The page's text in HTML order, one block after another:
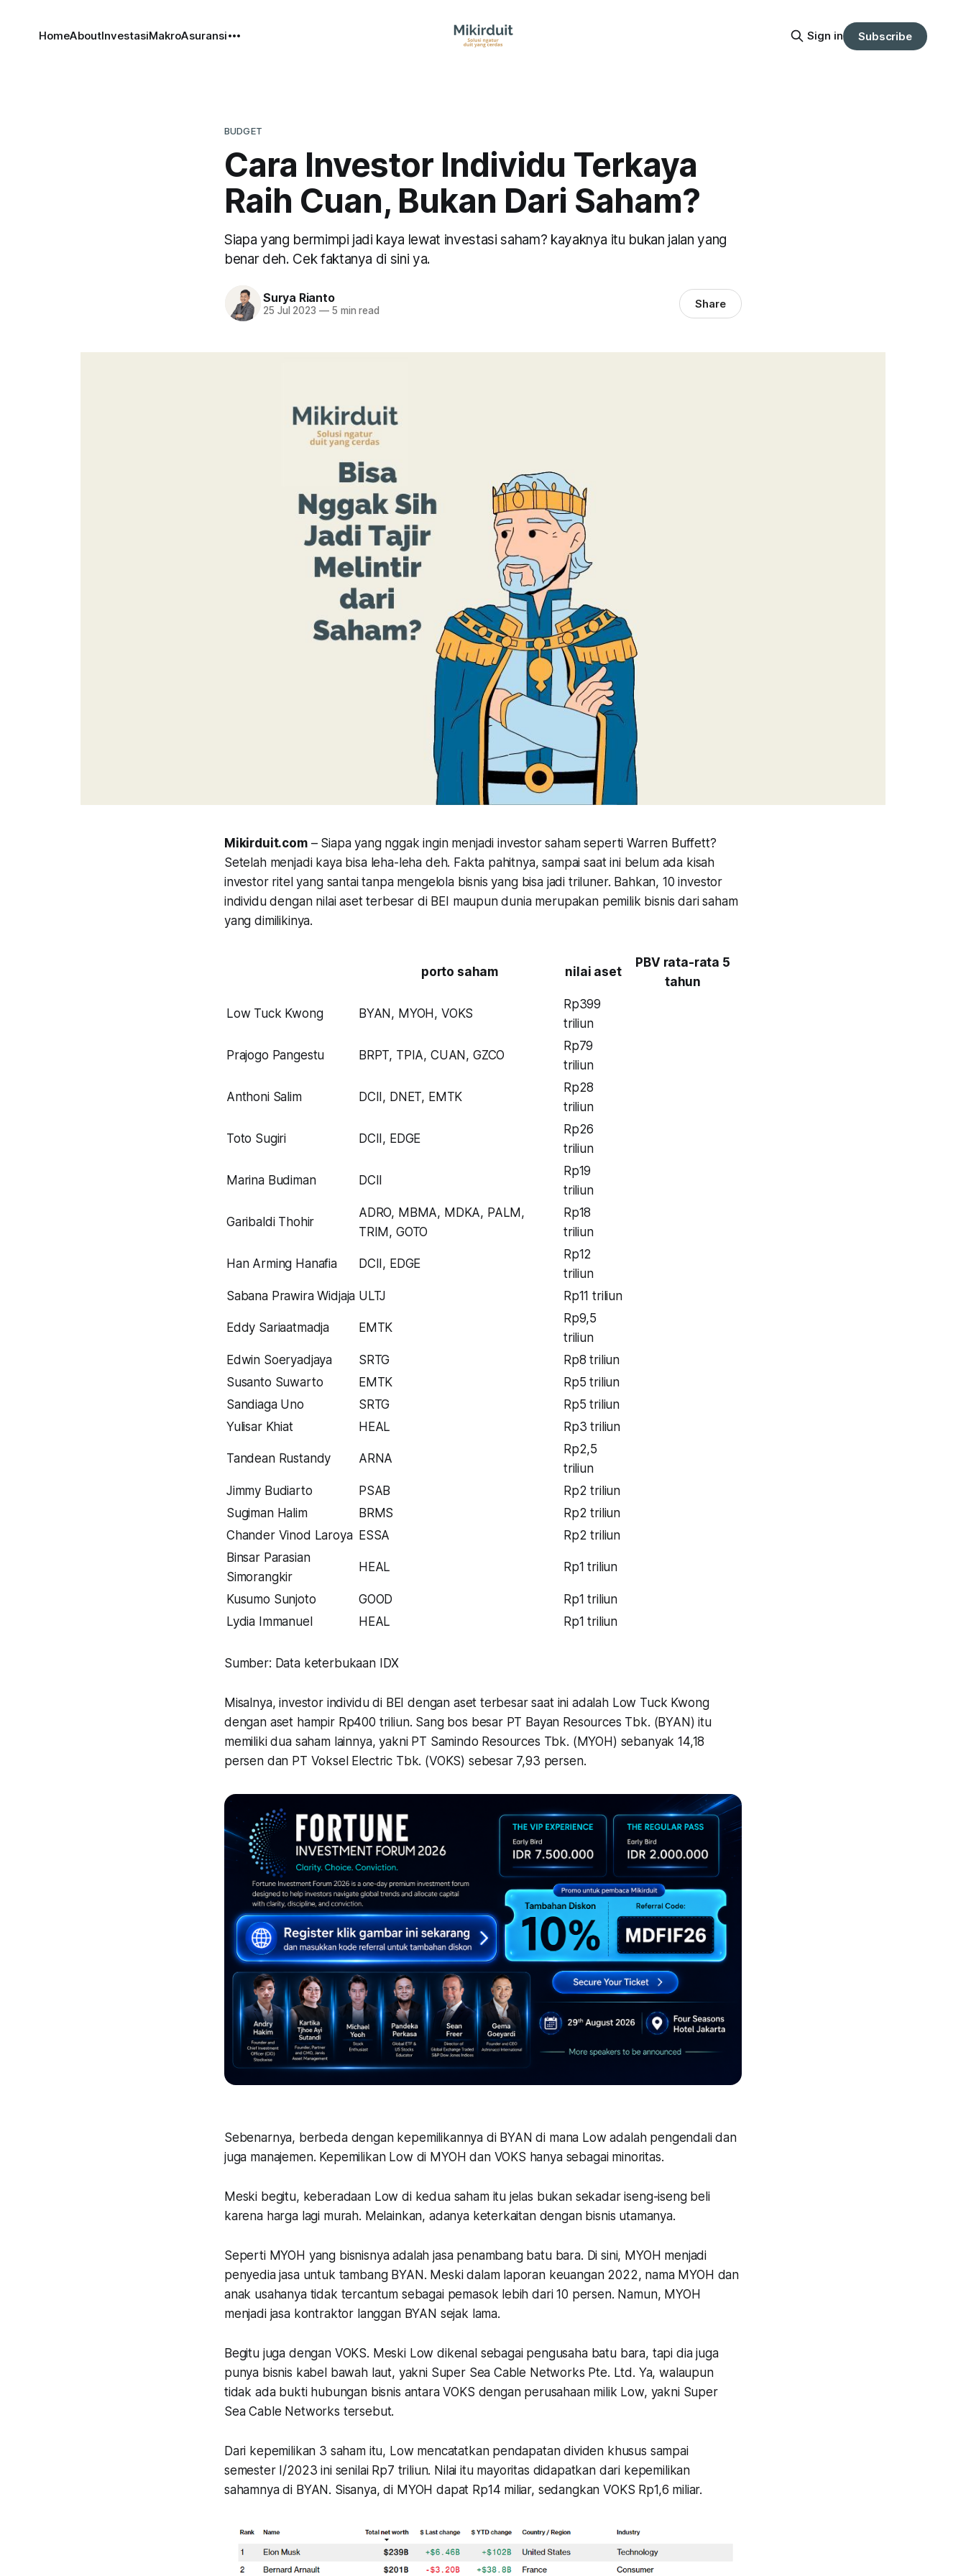
HomeAboutInvestasiMakroAsuransi Sign in Subscribe
BUDGET
Cara Investor Individu Terkaya
Raih Cuan, Bukan Dari Saham?
Siapa yang bermimpi jadi kaya lewat investasi saham? kayaknya itu bukan jalan yang
benar deh. Cek faktanya di sini ya.
Surya Rianto
25 Jul 2023 —5 min read Share
Mikirduit.com– Siapa yang nggak ingin menjadi investor saham seperti Warren Buffett?
Setelah menjadi kaya bisa leha-leha deh. Fakta pahitnya, sampai saat ini belum ada kisah
investor ritel yang santai tanpa mengelola bisnis yang bisa jadi triluner. Bahkan, 10 investor
individu dengan nilai aset terbesar di BEI maupun dunia merupakan pemilik bisnis dari saham
yang dimilikinya.
porto saham nilai aset
PBV rata-rata 5
tahun
Low Tuck Kwong BYAN, MYOH, VOKS
Rp399
triliun
Prajogo Pangestu BRPT, TPIA, CUAN, GZCO
Rp79
triliun
Anthoni Salim DCII, DNET, EMTK
Rp28
triliun
Toto Sugiri DCII, EDGE
Rp26
triliun
Marina Budiman DCII
Rp19
triliun
Garibaldi Thohir
ADRO, MBMA, MDKA, PALM,
TRIM, GOTO
Rp18
triliun
Han Arming Hanafia DCII, EDGE
Rp12
triliun
Sabana Prawira Widjaja ULTJ Rp11 triliun
Eddy Sariaatmadja EMTK
Rp9,5
triliun
Edwin Soeryadjaya
SRTG
Rp8 triliun
Susanto Suwarto
EMTK
Rp5 triliun
Sandiaga Uno
SRTG
Rp5 triliun
Yulisar Khiat
HEAL Rp3 triliun
Tandean Rustandy ARNA
Rp2,5
triliun
Jimmy Budiarto
PSAB
Rp2 triliun
Sugiman Halim
BRMS
Rp2 triliun
Chander Vinod Laroya ESSA
Rp2 triliun
Binsar Parasian
Simorangkir
HEAL Rp1 triliun
Kusumo Sunjoto GOOD
Rp1 triliun
Lydia Immanuel
HEAL Rp1 triliun
Sumber: Data keterbukaan IDX
Misalnya, investor individu di BEI dengan aset terbesar saat ini adalah Low Tuck Kwong
dengan aset hampir Rp400 triliun. Sang bos besar PT Bayan Resources Tbk. (BYAN) itu
memiliki dua saham lainnya, yakni PT Samindo Resources Tbk. (MYOH) sebanyak 14,18
persen dan PT Voksel Electric Tbk. (VOKS) sebesar 7,93 persen.
Sebenarnya, berbeda dengan kepemilikannya di BYAN di mana Low adalah pengendali dan
juga manajemen. Kepemilikan Low di MYOH dan VOKS hanya sebagai minoritas.
Meski begitu, keberadaan Low di kedua saham itu jelas bukan sekadar iseng-iseng beli
karena harga lagi murah. Melainkan, adanya keterkaitan dengan bisnis utamanya.
Seperti MYOH yang bisnisnya adalah jasa penambang batu bara. Di sini, MYOH menjadi
penyedia jasa untuk tambang BYAN. Meski dalam laporan keuangan 2022, nama MYOH dan
anak usahanya tidak tercantum sebagai pemasok lebih dari 10 persen. Namun, MYOH
menjadi jasa kontraktor langgan BYAN sejak lama.
Begitu juga dengan VOKS. Meski Low dikenal sebagai pengusaha batu bara, tapi dia juga
punya bisnis kabel bawah laut, yakni Super Sea Cable Networks Pte. Ltd. Ya, walaupun
tidak ada bukti hubungan bisnis antara VOKS dengan perusahaan milik Low, yakni Super
Sea Cable Networks tersebut.
Dari kepemilikan 3 saham itu, Low mencatatkan pendapatan dividen khusus sampai
semester I/2023 ini senilai Rp7 triliun. Nilai itu mayoritas didapatkan dari kepemilikan
sahamnya di BYAN. Sisanya, di MYOH dapat Rp14 miliar, sedangkan VOKS Rp1,6 miliar.